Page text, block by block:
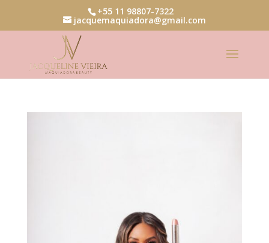
+55 11 98807-7322
jacquemaquiadora@gmail.com